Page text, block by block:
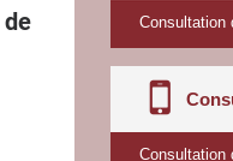
Consultation
Consultation